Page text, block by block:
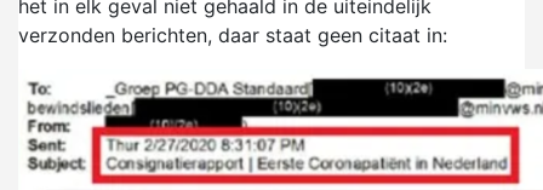
het in elk geval niet gehaald in de uiteindelijk
verzonden berichten, daar staat geen citaat in: